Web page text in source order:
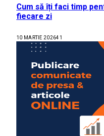
Cum să îți faci timp
fiecare zi
10 MARTIE 202641